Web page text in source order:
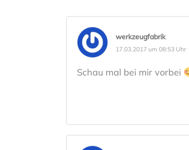
werkzeugfabrik
17.03.2017 um 08:53 Uhr
Schau mal bei mir vorbei